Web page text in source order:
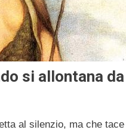
si allontana da
al silenzio, ma che